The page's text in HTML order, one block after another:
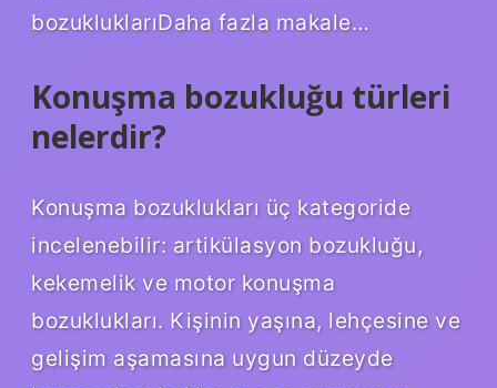
bozukluklarıDaha fazla makale…
Konuşma bozukluğu türleri
nelerdir?
Konuşma bozuklukları üç kategoride
incelenebilir: artikülasyon bozukluğu,
kekemelik ve motor konuşma
bozuklukları. Kişinin yaşına, lehçesine ve
gelişim aşamasına uygun düzeyde